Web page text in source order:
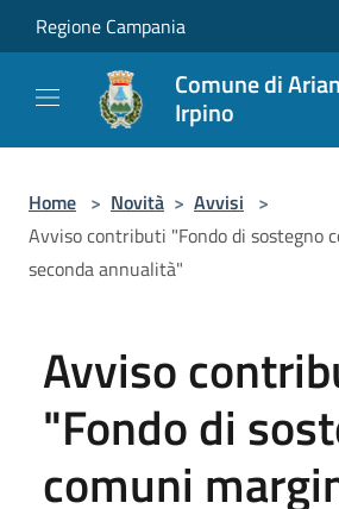
Salta al contenuto principale
Regione Campania
Comune di
Irpino
Home > Novità > Avvisi >
Avviso contributi "Fondo di sostegno
seconda annualità"
Avviso
"Fondo di
comuni